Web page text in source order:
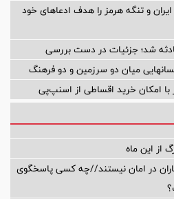
و تنگه هرمز را هدف ادعاهای خود
شد؛ جزئیات در دست بررسی
میان دو سرزمین و دو فرهنگ
با امکان خرید اقساطی از اسنپ‌پی
از این ماه
در امان نیستند//چه کسی پاسخگوی